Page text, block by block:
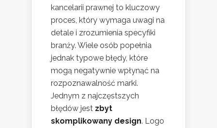
kancelarii prawnej to kluczowy
proces, który wymaga uwagi na
detale i zrozumienia specyfiki
branży. Wiele osób popełnia
jednak typowe błędy, które
mogą negatywnie wpłynąć na
rozpoznawalność marki.
Jednym z najczęstszych
błędów jest zbyt
skomplikowany design. Logo